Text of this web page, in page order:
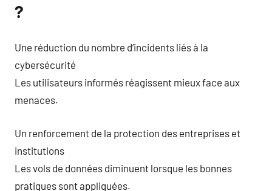
?
Une réduction du nombre d’incidents liés à la
cybersécurité
Les utilisateurs informés réagissent mieux face aux
menaces.
Un renforcement de la protection des entreprises et
institutions
Les vols de données diminuent lorsque les bonnes
pratiques sont appliquées.